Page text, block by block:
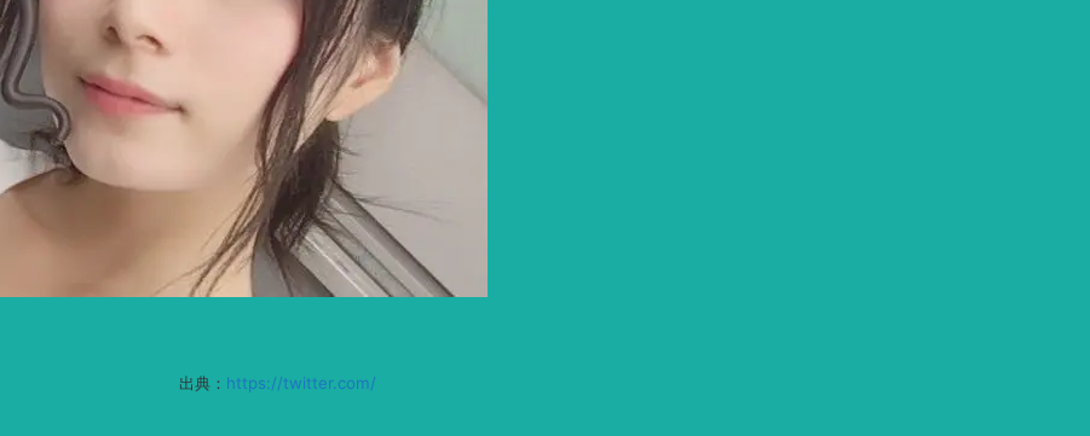
出典： https://twitter.com/